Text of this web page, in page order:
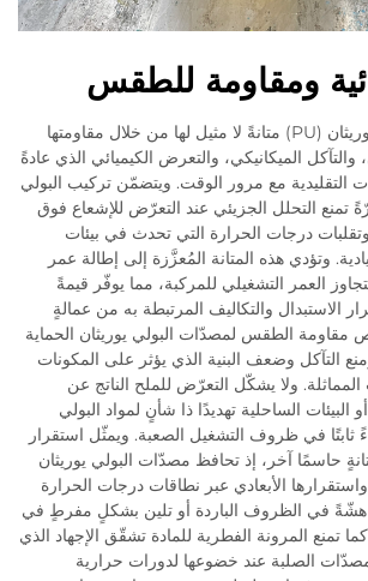
ومقاومة للطقس
تُظهر مصدّات البولي يوريثان (PU) متانةً لا مثيل لها من خلال مقاومتها
والتآكل الميكانيكي، والتعرض الكيميائي الذي عادةً
التقليدية مع مرور الوقت. ويتضمّن تركيب البولي
تمنع التحلل الجزيئي عند التعرّض للإشعاع فوق
درجات الحرارة التي تحدث في بيئات
وتؤدي هذه المتانة المُعزَّزة إلى إطالة عمر
العمر التشغيلي للمركبة، مما يوفّر قيمةً
الاستبدال والتكاليف المرتبطة به من عمالةٍ
الطقس لمصدّات البولي يوريثان الحماية
التآكل وضعف البنية الذي يؤثر على المكونات
المماثلة. ولا يشكّل التعرّض للملح الناتج عن
الساحلية تهديدًا ذا شأنٍ لمواد البولي
ثابتًا في ظروف التشغيل الصعبة. ويمثّل استقرار
حاسمًا آخر، إذ تحافظ مصدّات البولي يوريثان
الأبعادي عبر نطاقات درجات الحرارة
في الظروف الباردة أو تلين بشكلٍ مفرطٍ في
تمنع المرونة الفطرية للمادة تشقّق الإجهاد الذي
الصلبة عند خضوعها لدورات حرارية